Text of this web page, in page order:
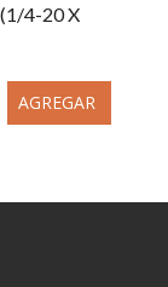
4-20 X
AGREGAR